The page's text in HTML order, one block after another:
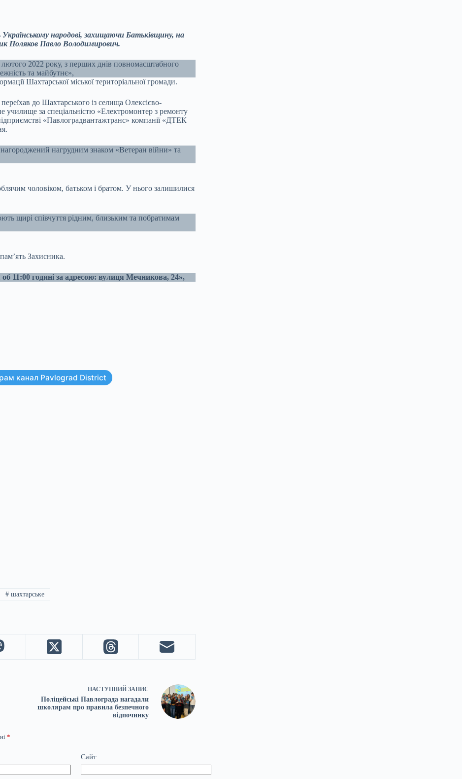
Українському народові, захищаючи Батьківщину, на
Поляков Павло Володимирович.
2022 року, з перших днів повномасштабного
та майбутнє»,
Шахтарської міської територіальної громади.
до Шахтарського із селища Олексієво-
училище за спеціальністю «Електромонтер з ремонту
«Павлоградвантажтранс» компанії «ДТЕК
нагороджений нагрудним знаком «Ветеран війни» та
чоловіком, батьком і братом. У нього залишилися
щирі співчуття рідним, близьким та побратимам
Захисника.
11:00 годині за адресою: вулиця Мечникова, 24»,
канал Pavlograd District
# шахтарське
НАСТУПНИЙ ЗАПИС
Поліцейські Павлограда нагадали
школярам про правила безпечного
відпочинку
*
Сайт